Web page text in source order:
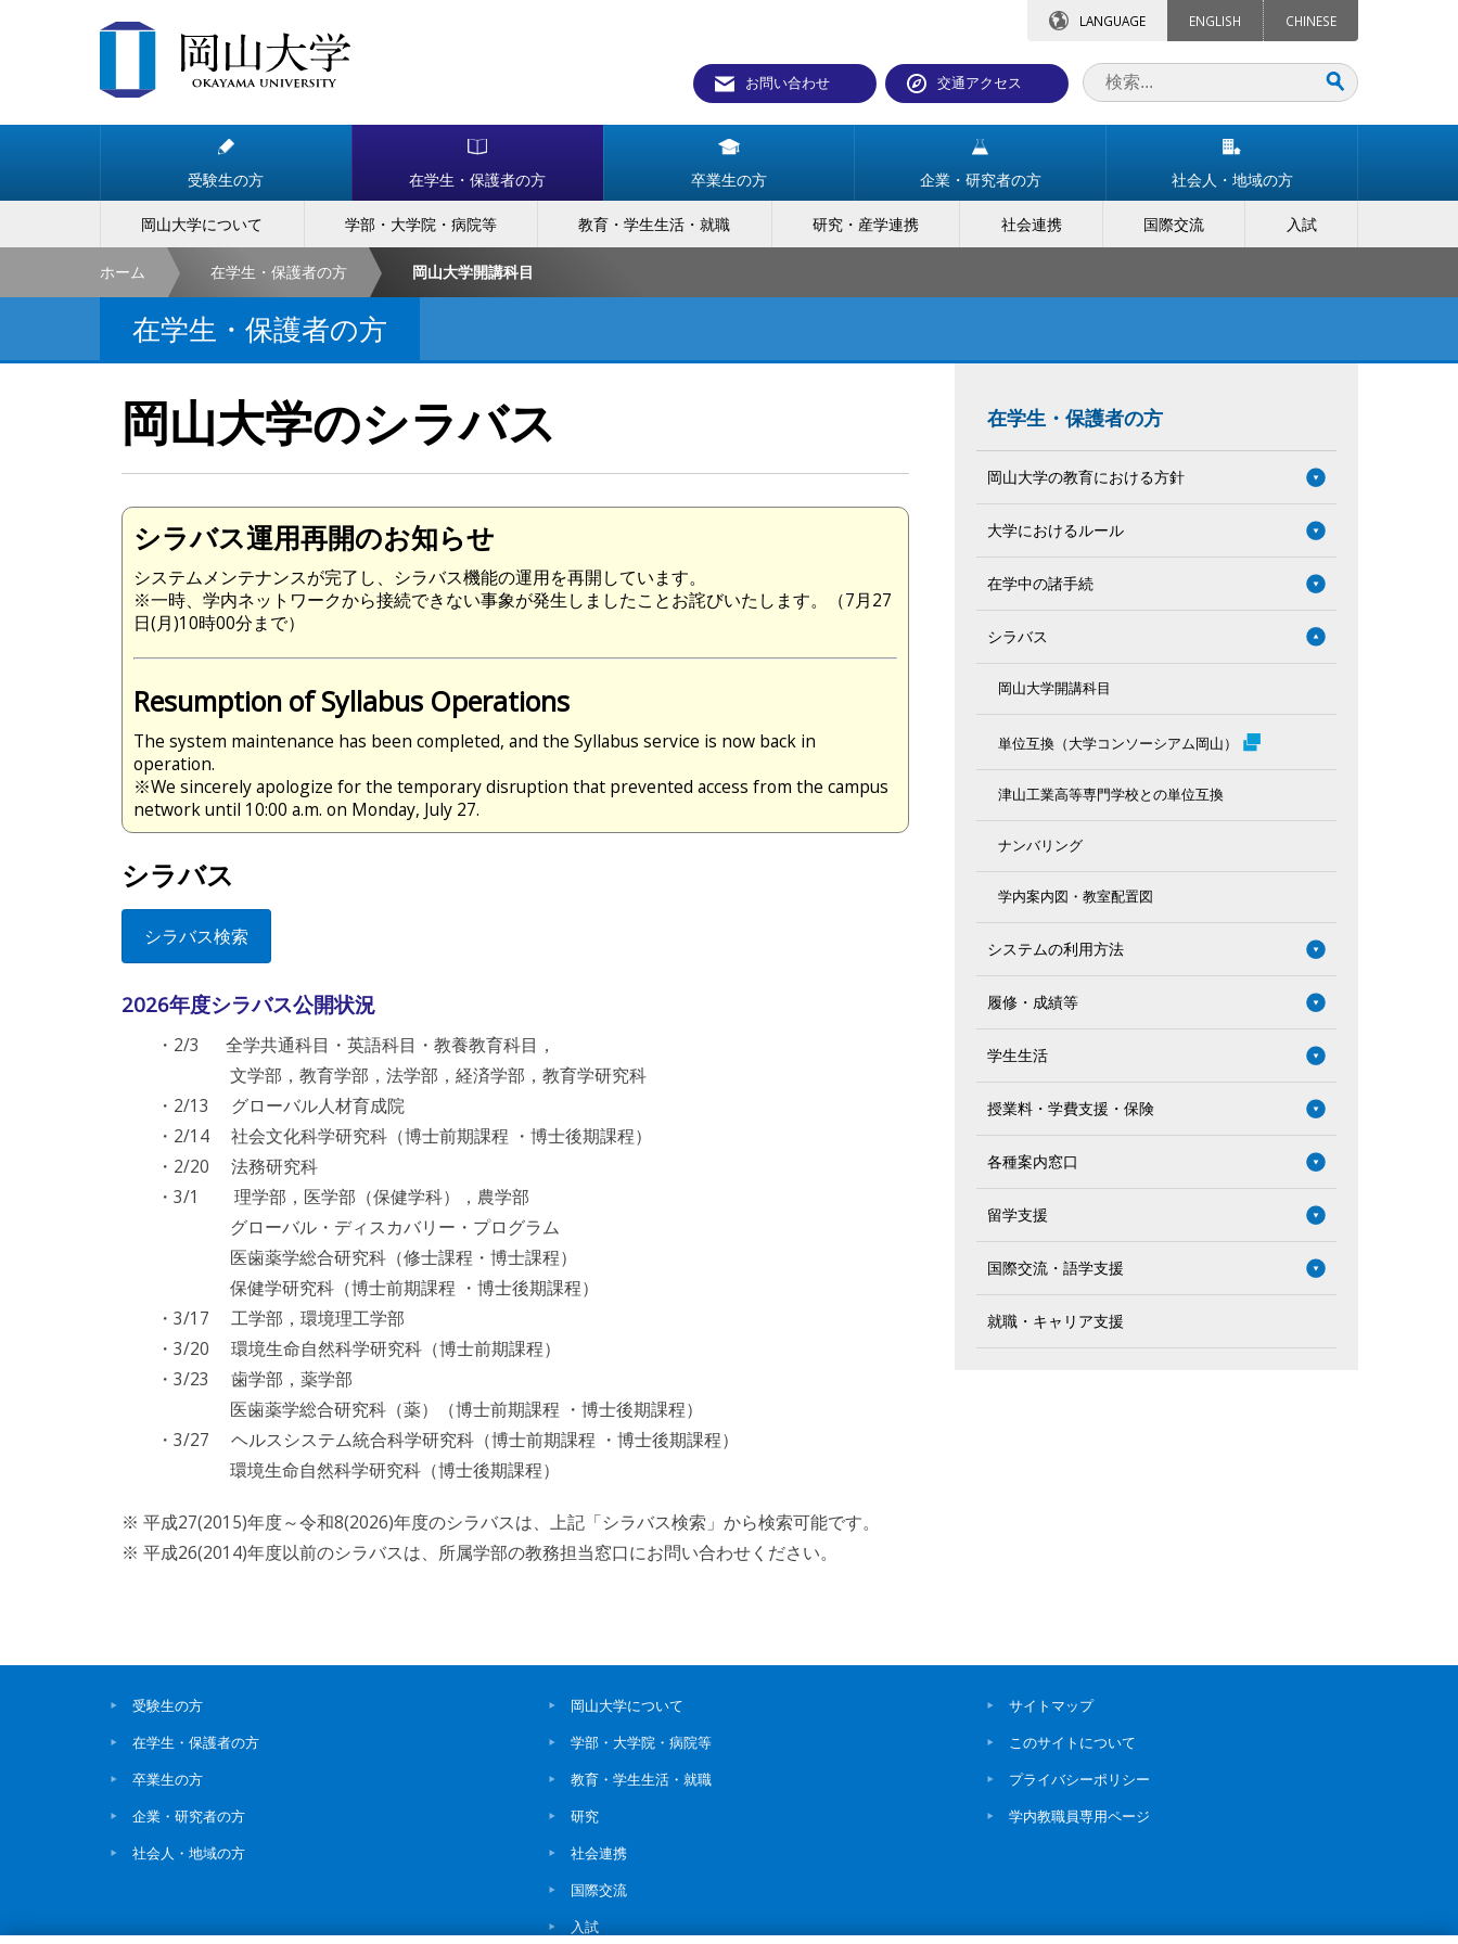
LANGUAGE ENGLISH CHINESE
お問い合わせ 交通アクセス
受験生の方 在学生・保護者の方 卒業生の方 企業・研究者の方 社会人・地域の方
岡山大学について 学部・大学院・病院等 教育・学生生活・就職 研究・産学連携 社会連携 国際交流 入試
ホーム 在学生・保護者の方 岡山大学開講科目
在学生・保護者の方
岡山大学のシラバス
シラバス運用再開のお知らせ
システムメンテナンスが完了し、シラバス機能の運用を再開しています。
※一時、学内ネットワークから接続できない事象が発生しましたことお詫びいたします。（7月27
日(月)10時00分まで）
Resumption of Syllabus Operations
The system maintenance has been completed, and the Syllabus service is now back in
operation.
※We sincerely apologize for the temporary disruption that prevented access from the campus
network until 10:00 a.m. on Monday, July 27.
シラバス
シラバス検索
2026年度シラバス公開状況
・2/3 全学共通科目・英語科目・教養教育科目，
文学部，教育学部，法学部，経済学部，教育学研究科
・2/13 グローバル人材育成院
・2/14 社会文化科学研究科（博士前期課程 ・博士後期課程）
・2/20 法務研究科
・3/1 理学部，医学部（保健学科），農学部
グローバル・ディスカバリー・プログラム
医歯薬学総合研究科（修士課程・博士課程）
保健学研究科（博士前期課程 ・博士後期課程）
・3/17 工学部，環境理工学部
・3/20 環境生命自然科学研究科（博士前期課程）
・3/23 歯学部，薬学部
医歯薬学総合研究科（薬）（博士前期課程 ・博士後期課程）
・3/27 ヘルスシステム統合科学研究科（博士前期課程 ・博士後期課程）
環境生命自然科学研究科（博士後期課程）
※ 平成27(2015)年度～令和8(2026)年度のシラバスは、上記「シラバス検索」から検索可能です。
※ 平成26(2014)年度以前のシラバスは、所属学部の教務担当窓口にお問い合わせください。
在学生・保護者の方
岡山大学の教育における方針
大学におけるルール
在学中の諸手続
シラバス
岡山大学開講科目
単位互換（大学コンソーシアム岡山）
津山工業高等専門学校との単位互換
ナンバリング
学内案内図・教室配置図
システムの利用方法
履修・成績等
学生生活
授業料・学費支援・保険
各種案内窓口
留学支援
国際交流・語学支援
就職・キャリア支援
受験生の方
在学生・保護者の方
卒業生の方
企業・研究者の方
社会人・地域の方
岡山大学について
学部・大学院・病院等
教育・学生生活・就職
研究
社会連携
国際交流
入試
サイトマップ
このサイトについて
プライバシーポリシー
学内教職員専用ページ